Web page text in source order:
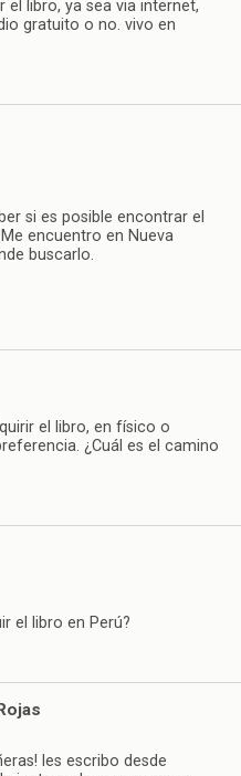
el libro, ya sea via internet,
gratuito o no. vivo en
si es posible encontrar el
encuentro en Nueva
buscarlo.
el libro, en físico o
¿Cuál es el camino
el libro en Perú?
les escribo desde